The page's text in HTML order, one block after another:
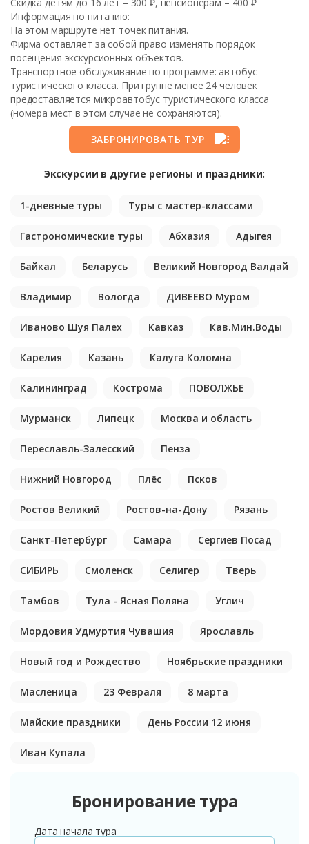
Информация по питанию:
На этом маршруте нет точек питания.
Фирма оставляет за собой право изменять порядок
посещения экскурсионных объектов.
Транспортное обслуживание по программе: автобус
туристического класса. При группе менее 24 человек
предоставляется микроавтобус туристического класса
(номера мест в этом случае не сохраняются).
ЗАБРОНИРОВАТЬ ТУР
Экскурсии в другие регионы и праздники:
1-дневные туры Туры с мастер-классами
Гастрономические туры Абхазия Адыгея
Байкал Беларусь Великий Новгород Валдай
Владимир Вологда ДИВЕЕВО Муром
Иваново Шуя Палех Кавказ Кав.Мин.Воды
Карелия Казань Калуга Коломна
Калининград Кострома ПОВОЛЖЬЕ
Мурманск Липецк Москва и область
Переславль-Залесский Пенза
Нижний Новгород Плёс Псков
Ростов Великий Ростов-на-Дону Рязань
Санкт-Петербург Самара Сергиев Посад
СИБИРЬ Смоленск Селигер Тверь
Тамбов Тула - Ясная Поляна Углич
Мордовия Удмуртия Чувашия Ярославль
Новый год и Рождество Ноябрьские праздники
Масленица 23 Февраля 8 марта
Майские праздники День России 12 июня
Иван Купала
Бронирование тура
Дата начала тура